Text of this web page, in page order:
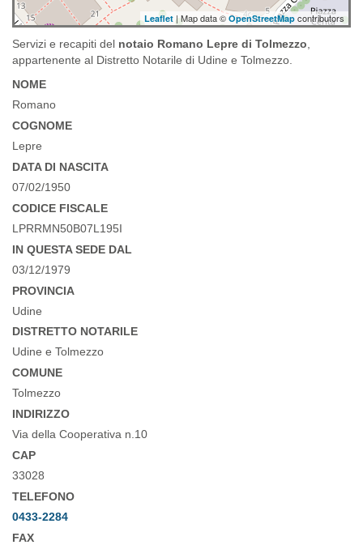
Leaflet | Map data ©OpenStreetMap contributors
Servizi e recapiti del notaio Romano Lepre di Tolmezzo
appartenente al Distretto Notarile di Udine e Tolmezzo.
NOME
Romano
COGNOME
Lepre
DATA DI NASCITA
07/02/1950
CODICE FISCALE
LPRRMN50B07L195I
IN QUESTA SEDE DAL
03/12/1979
PROVINCIA
Udine
DISTRETTO NOTARILE
Udine e Tolmezzo
COMUNE
Tolmezzo
INDIRIZZO
Via della Cooperativa n.10
CAP
33028
TELEFONO
0433-2284
FAX